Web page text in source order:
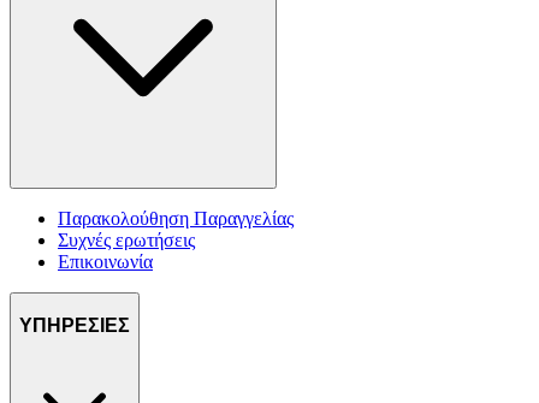
Παρακολούθηση Παραγγελίας
Συχνές ερωτήσεις
Επικοινωνία
ΥΠΗΡΕΣΙΕΣ